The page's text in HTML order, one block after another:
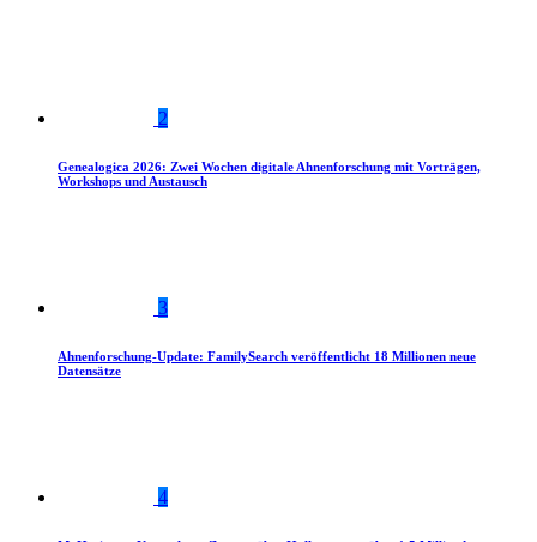
2
Genealogica 2026: Zwei Wochen digitale Ahnenforschung mit Vorträgen,
Workshops und Austausch
3
Ahnenforschung-Update: FamilySearch veröffentlicht 18 Millionen neue
Datensätze
4